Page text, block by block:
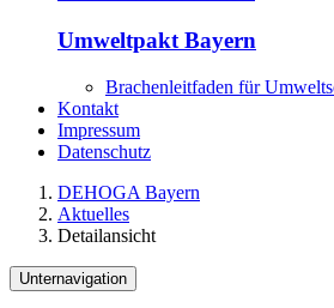
Umweltpakt Bayern
Brachenleitfaden für
Kontakt
Impressum
Datenschutz
DEHOGA Bayern
Aktuelles
Detailansicht
Unternavigation